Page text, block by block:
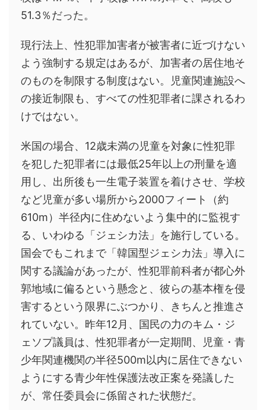
51.3％だった。
現行法上、性犯罪加害者が被害者に近づけない
よう強制する規定はあるが、加害者の居住地そ
のものを制限する制度はない。児童関連施設へ
の接近制限も、すべての性犯罪者に課されるわ
けではない。
米国の場合、12歳未満の児童を対象に性犯罪
を犯した犯罪者には最低25年以上の刑量を適
用し、出所後も一生電子装置を着けさせ、学校
など児童が多い場所から2000フィート（約
610m）半径内に住めないよう集中的に監視す
る、いわゆる「ジェシカ法」を施行している。
国会でもこれまで「韓国型ジェシカ法」導入に
関する議論があったが、性犯罪前科者が都心外
郭地域に偏るという懸念と、彼らの基本権を侵
害するという限界にぶつかり、きちんと推進さ
れていない。昨年12月、国民の力のキム・ジ
ェソプ議員は、性犯罪者が一定期間、児童・青
少年関連機関の半径500m以内に居住できない
ようにする青少年性保護法改正案を発議した
が、常任委員会に係留された状態だ。